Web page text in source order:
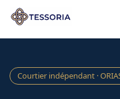
Aller au contenu principal
Courtier indépendant ·